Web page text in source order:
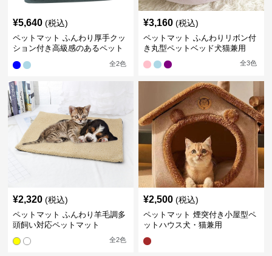
¥5,640 (税込)
ペットマット ふんわり厚手クッ
ション付き高級感のあるペット
全2色
¥3,160 (税込)
ペットマット ふんわりリボン付
き丸型ペットベッド犬猫兼用
全3色
¥2,320 (税込)
ペットマット ふんわり羊毛調多
頭飼い対応ペットマット
全2色
¥2,500 (税込)
ペットマット 煙突付き小屋型ペ
ットハウス犬・猫兼用